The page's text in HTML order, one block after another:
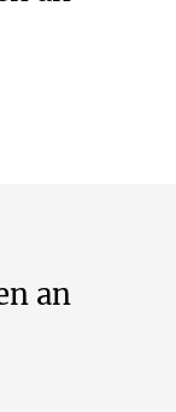
an